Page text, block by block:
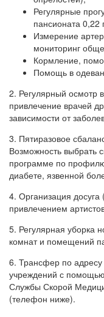
Регулярные
пансионата 0,22
Измерение
мониторинг
Кормление,
Помощь в
2. Регулярный осмотр
привлечение врачей
зависимости от
3. Пятиразовое
Возможность выбрать
программе по
диабете, язвенной
4. Организация досуга
привлечением
5. Регулярная уборка
комнат и помещений
6. Трансфер по
учреждений с
Службы Скорой
(телефон ниже).